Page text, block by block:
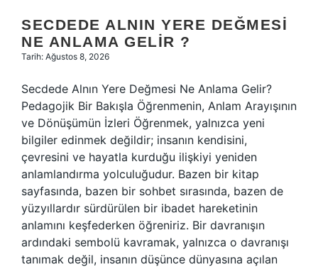
SECDEDE ALNIN YERE DEĞMESI
NE ANLAMA GELIR ?
Tarih: Ağustos 8, 2026
Secdede Alnın Yere Değmesi Ne Anlama Gelir?
Pedagojik Bir Bakışla Öğrenmenin, Anlam Arayışının
ve Dönüşümün İzleri Öğrenmek, yalnızca yeni
bilgiler edinmek değildir; insanın kendisini,
çevresini ve hayatla kurduğu ilişkiyi yeniden
anlamlandırma yolculuğudur. Bazen bir kitap
sayfasında, bazen bir sohbet sırasında, bazen de
yüzyıllardır sürdürülen bir ibadet hareketinin
anlamını keşfederken öğreniriz. Bir davranışın
ardındaki sembolü kavramak, yalnızca o davranışı
tanımak değil, insanın düşünce dünyasına açılan